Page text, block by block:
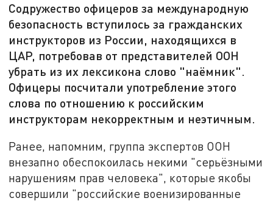
Содружество офицеров за международную
безопасность вступилось за гражданских
инструкторов из России, находящихся в
ЦАР, потребовав от представителей ООН
убрать из их лексикона слово "наёмник".
Офицеры посчитали употребление этого
слова по отношению к российским
инструкторам некорректным и неэтичным.
Ранее, напомним, группа экспертов ООН
внезапно обеспокоилась некими "серьёзными
нарушениям прав человека", которые якобы
совершили "российские военизированные